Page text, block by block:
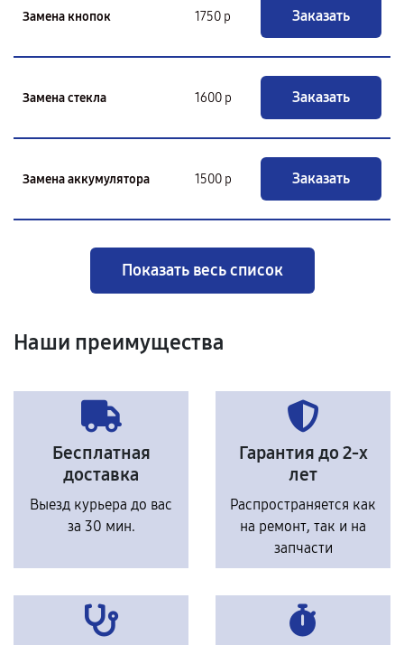
Замена кнопок 1750 р Заказать
Замена стекла 1600 р Заказать
Замена аккумулятора 1500 р Заказать
Показать весь список
Наши преимущества
Бесплатная
доставка
Выезд курьера до вас
за 30 мин.
Гарантия до 2-х
лет
Распространяется как
на ремонт, так и на
запчасти